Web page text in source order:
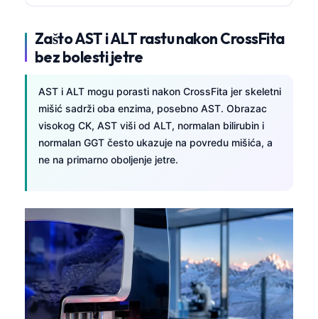
Zašto AST i ALT rastu nakon CrossFita
bez bolesti jetre
AST i ALT mogu porasti nakon CrossFita jer skeletni
mišić sadrži oba enzima, posebno AST. Obrazac
visokog CK, AST viši od ALT, normalan bilirubin i
normalan GGT često ukazuje na povredu mišića, a
ne na primarno oboljenje jetre.
ئۇيغۇرچە
Кыргызча
Татар теле
Беларуская мова
Esperanto
Ślōnskŏ gŏdka
Norsk bokmål